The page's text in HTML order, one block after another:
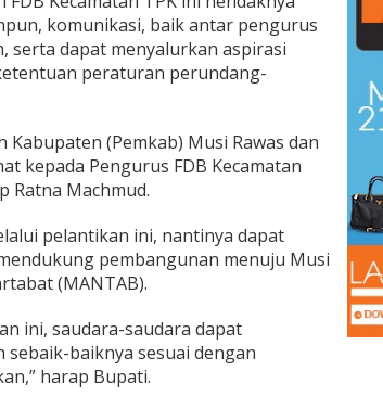
komunikasi, baik antar pengurus
serta dapat menyalurkan aspirasi
peraturan perundang-
Kabupaten (Pemkab) Musi Rawas dan
kepada Pengurus FDB Kecamatan
Ratna Machmud.
pelantikan ini, nantinya dapat
pembangunan menuju Musi
(MANTAB).
ini, saudara-saudara dapat
baiknya sesuai dengan
harap Bupati.